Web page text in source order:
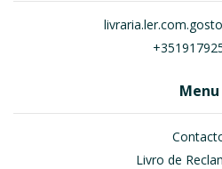
Menu
Livro de